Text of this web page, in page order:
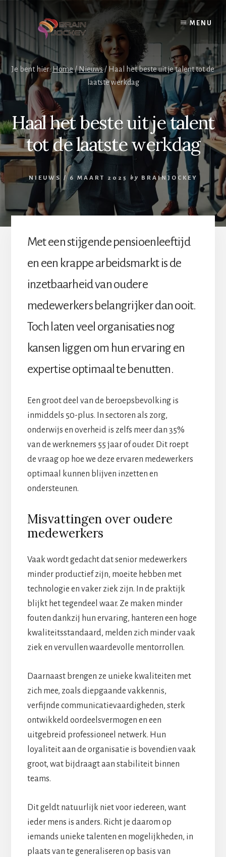
content
MENU
Je bent hier:Home/Nieuws/Haal het beste uit je talent tot de
laatste werkdag
Haal het beste uit je talent
tot de laatste werkdag
NIEUWS / 6 MAART 2025 by BRAINJOCKEY
Met een stijgende pensioenleeftijd
en een krappe arbeidsmarkt is de
inzetbaarheid van oudere
medewerkers belangrijker dan ooit.
Toch laten veel organisaties nog
kansen liggen om hun ervaring en
expertise optimaal te benutten.
Een groot deel van de beroepsbevolking is
inmiddels 50-plus. In sectoren als zorg,
onderwijs en overheid is zelfs meer dan 35%
van de werknemers 55 jaar of ouder. Dit roept
de vraag op hoe we deze ervaren medewerkers
optimaal kunnen blijven inzetten en
ondersteunen.
Misvattingen over oudere
medewerkers
Vaak wordt gedacht dat senior medewerkers
minder productief zijn, moeite hebben met
technologie en vaker ziek zijn. In de praktijk
blijkt het tegendeel waar. Ze maken minder
fouten dankzij hun ervaring, hanteren een hoge
kwaliteitsstandaard, melden zich minder vaak
ziek en vervullen waardevolle mentorrollen.
Daarnaast brengen ze unieke kwaliteiten met
zich mee, zoals diepgaande vakkennis,
verfijnde communicatievaardigheden, sterk
ontwikkeld oordeelsvermogen en een
uitgebreid professioneel netwerk. Hun
loyaliteit aan de organisatie is bovendien vaak
groot, wat bijdraagt aan stabiliteit binnen
teams.
Dit geldt natuurlijk niet voor iedereen, want
ieder mens is anders. Richt je daarom op
iemands unieke talenten en mogelijkheden, in
plaats van te generaliseren op basis van